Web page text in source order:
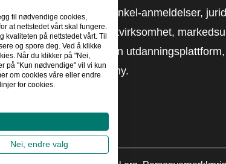
Thuiswinkel-anmeldelser,
advokatvirksomhet,
vår egen
Academy.
til nødvendige cookies,
at nettstedet vårt skal fungere.
kvaliteten på nettstedet vårt. Til
og spore deg. Ved å klikke
Når du klikker på "Nei,
på "Kun nødvendige" vil vi kun
om cookies våre eller endre
for cookies.
Nei, endre valg